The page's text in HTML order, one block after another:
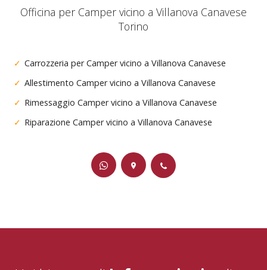
Officina per Camper vicino a Villanova Canavese
Torino
Carrozzeria per Camper vicino a Villanova Canavese
Allestimento Camper vicino a Villanova Canavese
Rimessaggio Camper vicino a Villanova Canavese
Riparazione Camper vicino a Villanova Canavese